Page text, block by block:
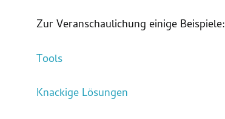
Zur Veranschaulichung einige Beispiele:
Tools
Knackige Lösungen